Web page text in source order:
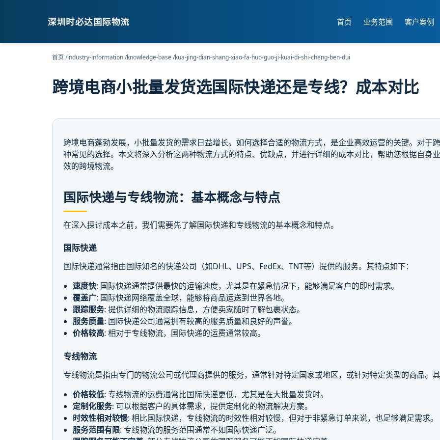
深圳时必达国际物流 首页 业务范围 客户案例
首页/industry-information/knowledge-base/kua-jing-dian-shang-xiao-fa-huo-guo-ji-kuai-di-shi-cheng-ben-dui
跨境电商小批量发货选国际快递还是专线？成本对比
跨境电商蓬勃发展，小批量发货的需求日益增长。如何选择合适的物流方式，是企业高效运营的关键。对于
种常见的选择。本文将深入分析这两种物流方式的特点、优缺点，并进行详细的成本对比，帮助您根据自身
效的跨境物流。
国际快递与专线物流：基本概念与特点
在深入探讨成本之前，我们需要先了解国际快递和专线物流的基本概念和特点。
国际快递
国际快递通常指由国际知名的快递公司（如DHL、UPS、FedEx、TNT等）提供的服务。其特点如下：
速度快: 国际快递通常提供最快的运输速度，尤其是在紧急情况下，能够满足客户的即时需求。
覆盖广: 国际快递网络覆盖全球，能够将商品运送到世界各地。
跟踪服务: 提供详细的物流跟踪信息，方便卖家随时了解包裹状态。
服务质量: 国际快递公司通常拥有较高的服务质量和良好的声誉。
价格较高: 相对于专线物流，国际快递的运费通常较高。
专线物流
专线物流是指由专门的物流公司或代理商提供的服务，通常针对特定国家或地区，或针对特定类型的商品。其
价格较低: 专线物流的运费通常比国际快递更低，尤其是在大批量发货时。
定制化服务: 可以根据客户的具体需求，提供定制化的物流解决方案。
时效性相对较慢: 相比国际快递，专线物流的时效性相对较慢，但对于非紧急订单来说，也足够满足需求。
服务范围有限: 专线物流的服务范围通常不如国际快递广泛。